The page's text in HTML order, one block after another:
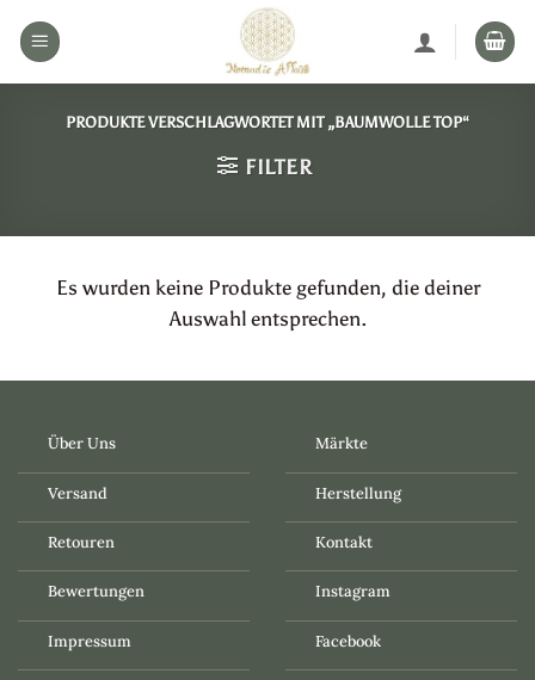
Inhalt
PRODUKTE VERSCHLAGWORTET MIT „BAUMWOLLE TOP“
FILTER
Es wurden keine Produkte gefunden, die deiner
Auswahl entsprechen.
Über Uns
Versand
Retouren
Bewertungen
Impressum
Märkte
Herstellung
Kontakt
Instagram
Facebook